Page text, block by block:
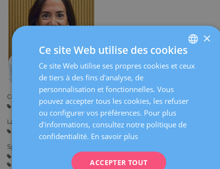
Centres:
Barcelone
Langues:
Spécialités:
Gynécologie Générale
Diagnostic Gynécologique par l’Image
SPANISH
×
Ce site Web utilise des cookies
Ce site Web utilise ses propres cookies et ceux
de tiers à des fins d'analyse, de
personnalisation et fonctionnelles. Vous
pouvez accepter tous les cookies, les refuser
ou configurer vos préférences. Pour plus
d'informations, consultez notre politique de
confidentialité. En savoir plus
ACCEPTER TOUT